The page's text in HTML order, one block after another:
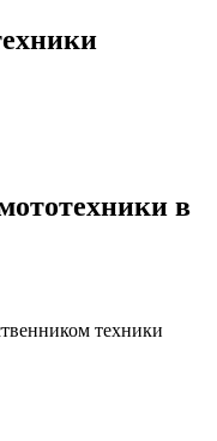
в
техники